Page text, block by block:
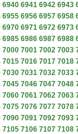
6940 6941 6942 6943
6955 6956 6957 6958
6970 6971 6972 6973
6985 6986 6987 6988
7000 7001 7002 7003
7015 7016 7017 7018
7030 7031 7032 7033
7045 7046 7047 7048
7060 7061 7062 7063
7075 7076 7077 7078
7090 7091 7092 7093
7105 7106 7107 7108